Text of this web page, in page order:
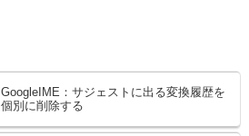
GoogleIME：サジェストに出る変換履歴を
個別に削除する